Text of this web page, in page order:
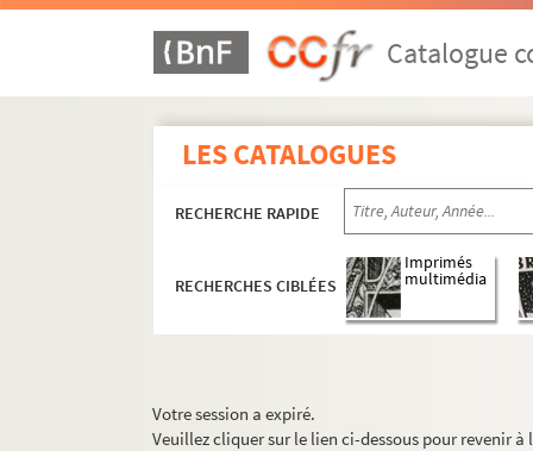
Catalogue
LES CATALOGUES
RECHERCHE RAPIDE
RECHERCHES CIBLÉES
Imprimés
multimédia
Votre session a expiré.
Veuillez cliquer sur le lien ci-dessous pour revenir